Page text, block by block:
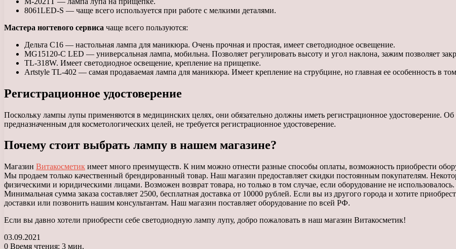
8061LED-S — чаще всего используется при работе с мелкими деталями.
Мастера ногтевого сервиса чаще всего пользуются:
Дельта С16 — настольная лампа для маникюра. Очень прочная и простая, имеет светодиодное освещение.
MG15120-С LED — универсальная лампа, мобильна. Позволяет регулировать высоту и угол наклона, зажим позволяет
TL-318W. Имеет светодиодное освещение, крепление на прищепке.
Artstyle TL-402 — самая продаваемая лампа для маникюра. Имеет крепление на струбцине, но главная ее особенность в
Регистрационное удостоверение
Поскольку лампы лупы применяются в медицинских целях, они обязательно должны иметь регистрационное удостоверение.
предназначенным для косметологических целей, не требуется регистрационное удостоверение.
Почему стоит выбрать лампу в нашем магазине?
Магазин Витакосметик имеет много преимуществ. К ним можно отнести разные способы оплаты, возможность приобрести
Мы продаем только качественный брендированный товар. Наш магазин предоставляет скидки постоянным покупателям.
физическими и юридическими лицами. Возможен возврат товара, но только в том случае, если оборудование не использовалось.
Минимальная сумма заказа составляет 2500, бесплатная доставка от 10000 рублей. Если вы из другого города и хотите
доставки или позвонить нашим консультантам. Наш магазин поставляет оборудование по всей РФ.
Если вы давно хотели приобрести себе светодиодную лампу лупу, добро пожаловать в наш магазин Витакосметик!
03.09.2021
0 Время чтения: 3 мин.